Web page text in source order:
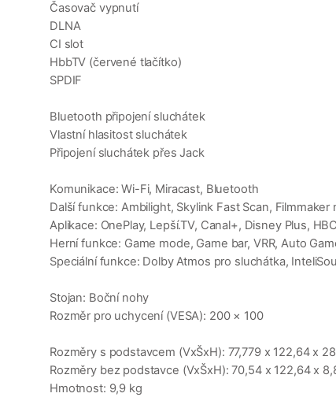
Časovač vypnutí
DLNA
CI slot
HbbTV (červené tlačítko)
SPDIF
Bluetooth připojení sluchátek
Vlastní hlasitost sluchátek
Připojení sluchátek přes Jack
Komunikace: Wi-Fi, Miracast, Bluetooth
Další funkce: Ambilight, Skylink Fast Scan, Filmmaker
Aplikace: OnePlay, Lepší.TV, Canal+, Disney Plus,
Herní funkce: Game mode, Game bar, VRR, Auto
Speciální funkce: Dolby Atmos pro sluchátka,
Stojan: Boční nohy
Rozměr pro uchycení (VESA): 200 × 100
Rozměry s podstavcem (VxŠxH): 77,779 x 122,64 x
Rozměry bez podstavce (VxŠxH): 70,54 x 122,64 x
Hmotnost: 9,9 kg